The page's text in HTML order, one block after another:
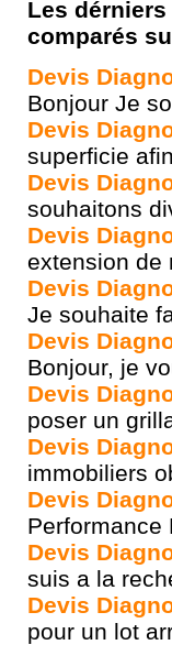
Les
comparés
Devis
Bonjour Je
Devis
superficie
Devis
souhaitons
Devis
extension de
Devis
Je souhaite
Devis
Bonjour, je
Devis
poser un
Devis
immobiliers
Devis
Performance
Devis
suis a la
Devis
pour un lot